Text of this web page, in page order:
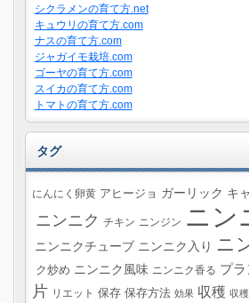
シクラメンの育て方.net
キュウリの育て方.com
ナスの育て方.com
ジャガイモ栽培.com
ゴーヤの育て方.com
スイカの育て方.com
トマトの育て方.com
タグ
にんにく卵黄 アヒージョ ガーリック キ
ニンニク チキン ニンジン ニン
ニンニクチューブ ニンニク入り ニ
ク炒め ニンニク風味 ニンニク香る プ
片 リエット 保存 保存方法 効果 収穫 収